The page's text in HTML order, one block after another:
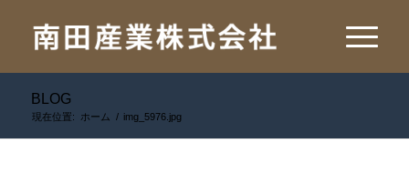
BLOG
現在位置: ホーム / img_5976.jpg